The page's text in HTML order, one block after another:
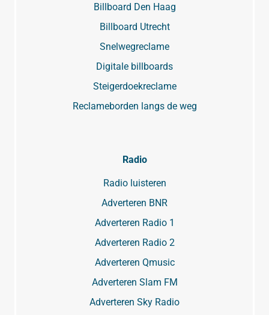
Billboard Den Haag
Billboard Utrecht
Snelwegreclame
Digitale billboards
Steigerdoekreclame
Reclameborden langs de weg
Radio
Radio luisteren
Adverteren BNR
Adverteren Radio 1
Adverteren Radio 2
Adverteren Qmusic
Adverteren Slam FM
Adverteren Sky Radio